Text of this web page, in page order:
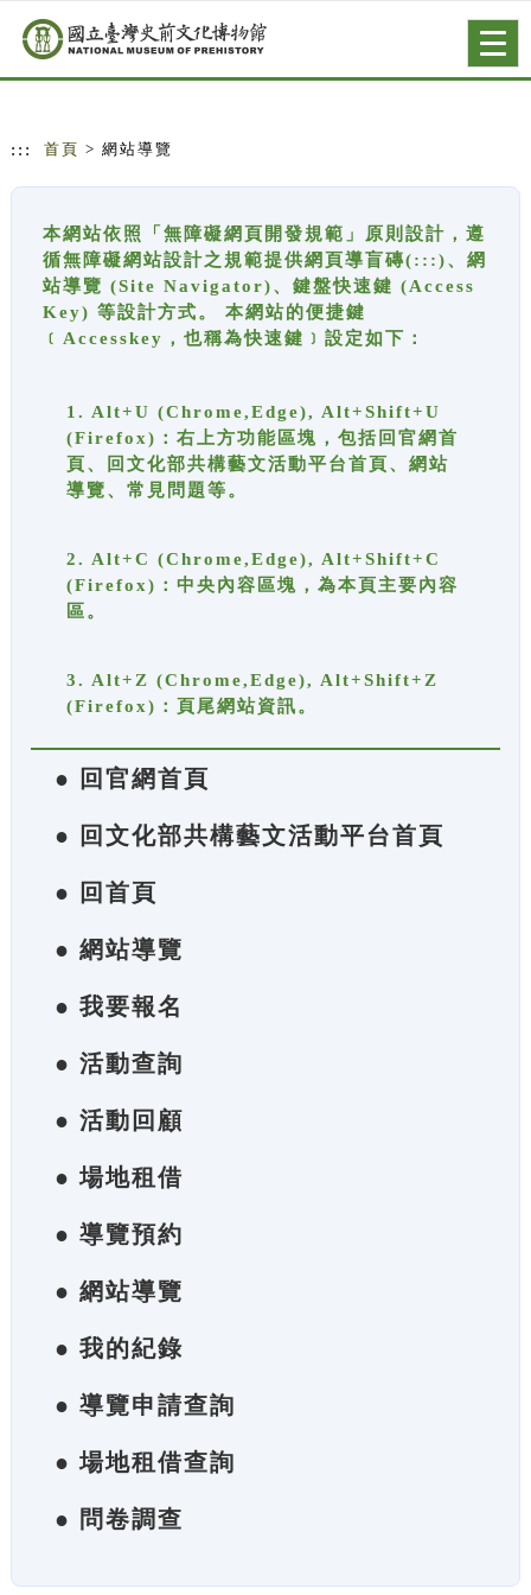
跳到主要內容
網站導覽
::: 首頁 > 網站導覽
本網站依照「無障礙網頁開發規範」原則設計，遵
循無障礙網站設計之規範提供網頁導盲磚(:::)、網
站導覽 (Site Navigator)、鍵盤快速鍵 (Access
Key) 等設計方式。 本網站的便捷鍵
﹝Accesskey，也稱為快速鍵﹞設定如下：
1. Alt+U (Chrome,Edge), Alt+Shift+U
(Firefox)：右上方功能區塊，包括回官網首
頁、回文化部共構藝文活動平台首頁、網站
導覽、常見問題等。
2. Alt+C (Chrome,Edge), Alt+Shift+C
(Firefox)：中央內容區塊，為本頁主要內容
區。
3. Alt+Z (Chrome,Edge), Alt+Shift+Z
(Firefox)：頁尾網站資訊。
● 回官網首頁
● 回文化部共構藝文活動平台首頁
● 回首頁
● 網站導覽
● 我要報名
● 活動查詢
● 活動回顧
● 場地租借
● 導覽預約
● 網站導覽
● 我的紀錄
● 導覽申請查詢
● 場地租借查詢
● 問卷調查